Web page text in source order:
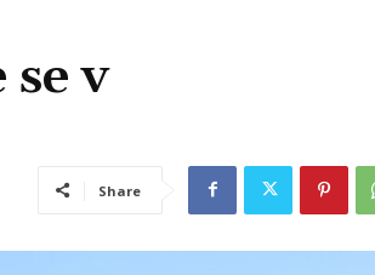
v
Share